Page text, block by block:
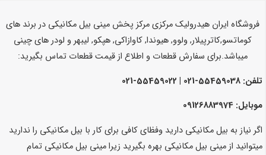
فروشگاه ایران هیدرولیک مرکزی مرکز پخش مینی بیل مکانیکی در برند های
کوماتسو,کاترپیلار, ولوو, هیوندا, کاوازاکی, هپکو, لیبهر و لودر های چینی
میباشد.برای سفارش قطعات و اطلاع از قیمت قطعات تماس بگیرید:
تلفن: 55459038-021 | 55459022-021
موبایل: 09126883974
اگر نیاز به بیل مکانیکی دارید وفظای کافی برای کار با بیل مکانیکی را ندارید
میتوانید از مینی بیل مکانیکی بهره بگیرید زیرا مینی بیل مکانیکی تمام